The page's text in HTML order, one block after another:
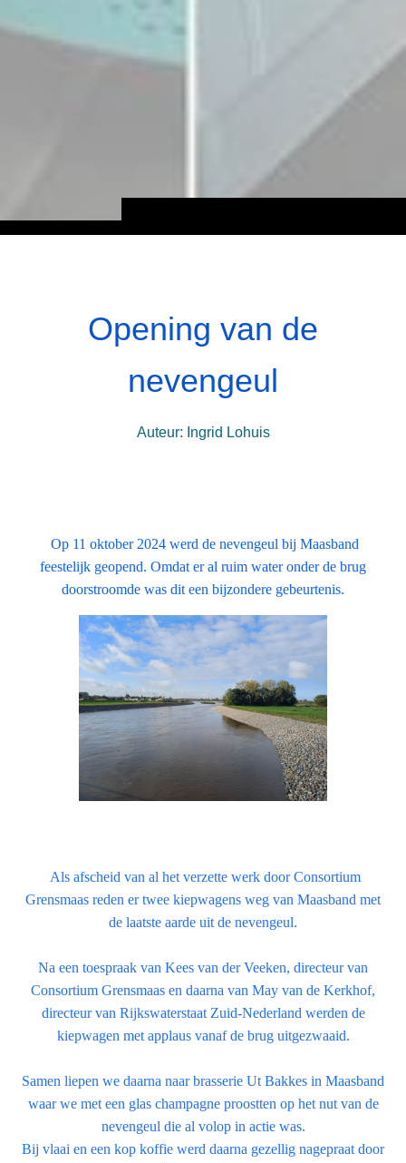
Opening van de
nevengeul
Auteur: Ingrid Lohuis
Op 11 oktober 2024 werd de nevengeul bij Maasband
feestelijk geopend. Omdat er al ruim water onder de brug
doorstroomde was dit een bijzondere gebeurtenis.
Als afscheid van al het verzette werk door Consortium
Grensmaas reden er twee kiepwagens weg van Maasband met
de laatste aarde uit de nevengeul.
Na een toespraak van Kees van der Veeken, directeur van
Consortium Grensmaas en daarna van May van de Kerkhof,
directeur van Rijkswaterstaat Zuid-Nederland werden de
kiepwagen met applaus vanaf de brug uitgezwaaid.
Samen liepen we daarna naar brasserie Ut Bakkes in Maasband
waar we met een glas champagne proostten op het nut van de
nevengeul die al volop in actie was.
Bij vlaai en een kop koffie werd daarna gezellig nagepraat door